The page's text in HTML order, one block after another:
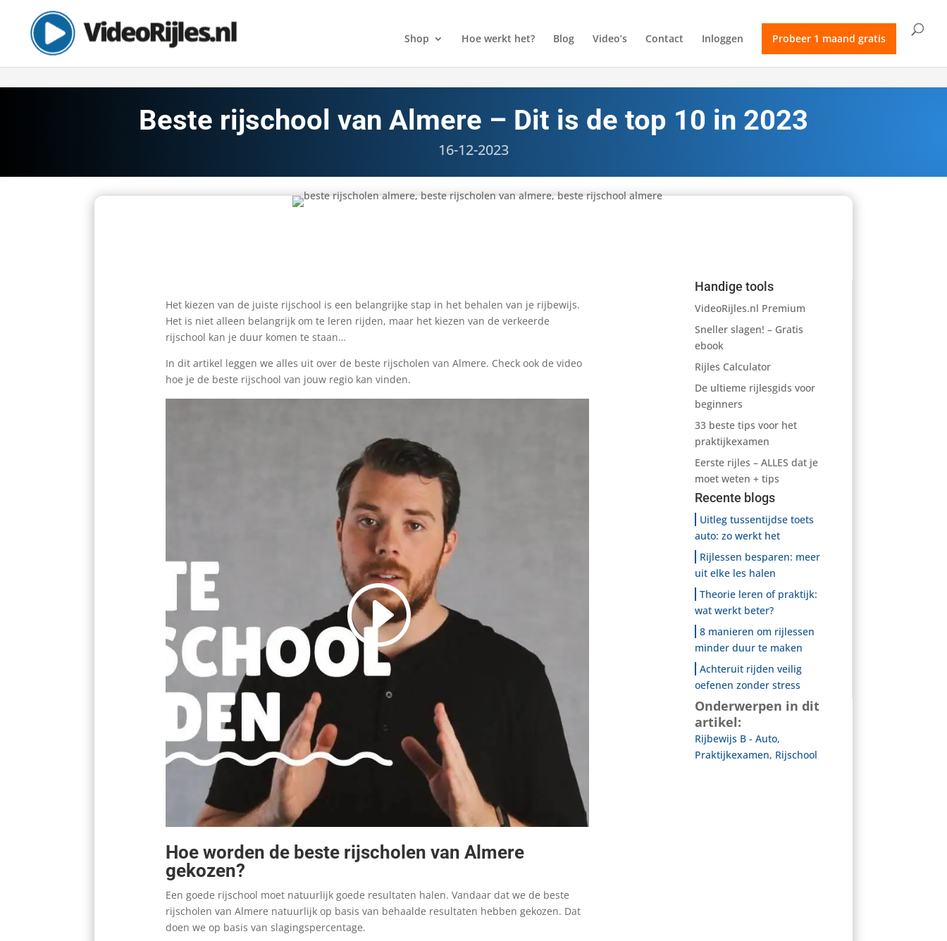
Shop Hoe werkt het? Blog Video’s Contact Inloggen Probeer 1 maand gratis
Beste rijschool van Almere – Dit is de top 10 in 2023
16-12-2023
Het kiezen van de juiste rijschool is een belangrijke stap in het behalen van je rijbewijs.
Het is niet alleen belangrijk om te leren rijden, maar het kiezen van de verkeerde
rijschool kan je duur komen te staan…
In dit artikel leggen we alles uit over de beste rijscholen van Almere. Check ook de video
hoe je de beste rijschool van jouw regio kan vinden.
Hoe worden de beste rijscholen van Almere
gekozen?
Een goede rijschool moet natuurlijk goede resultaten halen. Vandaar dat we de beste
rijscholen van Almere natuurlijk op basis van behaalde resultaten hebben gekozen. Dat
doen we op basis van slagingspercentage.
Handige tools
VideoRijles.nl Premium
Sneller slagen! – Gratis
ebook
Rijles Calculator
De ultieme rijlesgids voor
beginners
33 beste tips voor het
praktijkexamen
Eerste rijles – ALLES dat je
moet weten + tips
Recente blogs
Uitleg tussentijdse toets
auto: zo werkt het
Rijlessen besparen: meer
uit elke les halen
Theorie leren of praktijk:
wat werkt beter?
8 manieren om rijlessen
minder duur te maken
Achteruit rijden veilig
oefenen zonder stress
Onderwerpen in dit
artikel:
Rijbewijs B - Auto,
Praktijkexamen, Rijschool